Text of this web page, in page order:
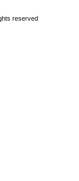
reserved